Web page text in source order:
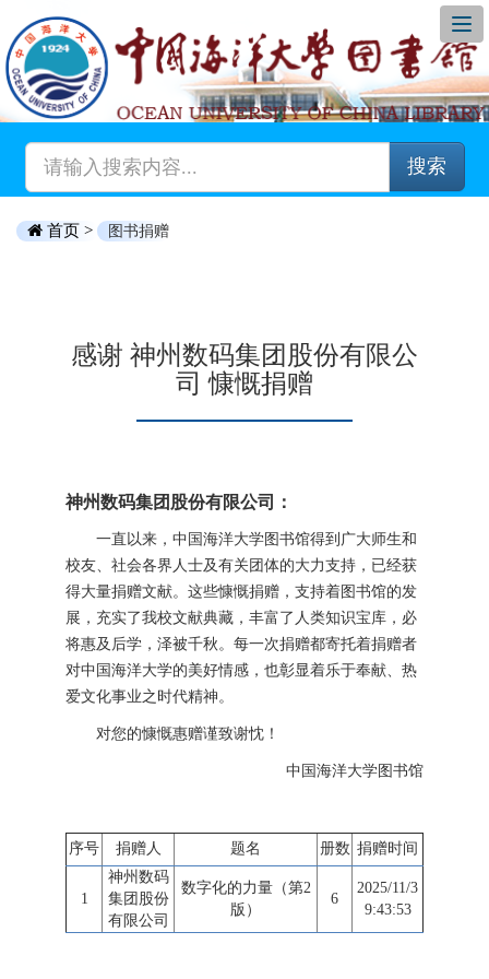
搜索
首页 > 图书捐赠
感谢 神州数码集团股份有限公
司 慷慨捐赠
神州数码集团股份有限公司：
一直以来，中国海洋大学图书馆得到广大师生和
校友、社会各界人士及有关团体的大力支持，已经获
得大量捐赠文献。这些慷慨捐赠，支持着图书馆的发
展，充实了我校文献典藏，丰富了人类知识宝库，必
将惠及后学，泽被千秋。每一次捐赠都寄托着捐赠者
对中国海洋大学的美好情感，也彰显着乐于奉献、热
爱文化事业之时代精神。
对您的慷慨惠赠谨致谢忱！
中国海洋大学图书馆
序号 捐赠人 题名 册数 捐赠时间
1
神州数码
集团股份
有限公司
数字化的力量（第2
版）
6
2025/11/3
9:43:53